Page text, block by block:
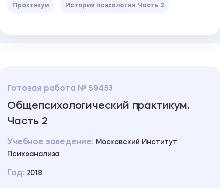
Практикум История психологии. Часть 2
Готовая работа № 59453
Общепсихологический практикум.
Часть 2
Учебное заведение: Московский Институт
Психоанализа
Год: 2018